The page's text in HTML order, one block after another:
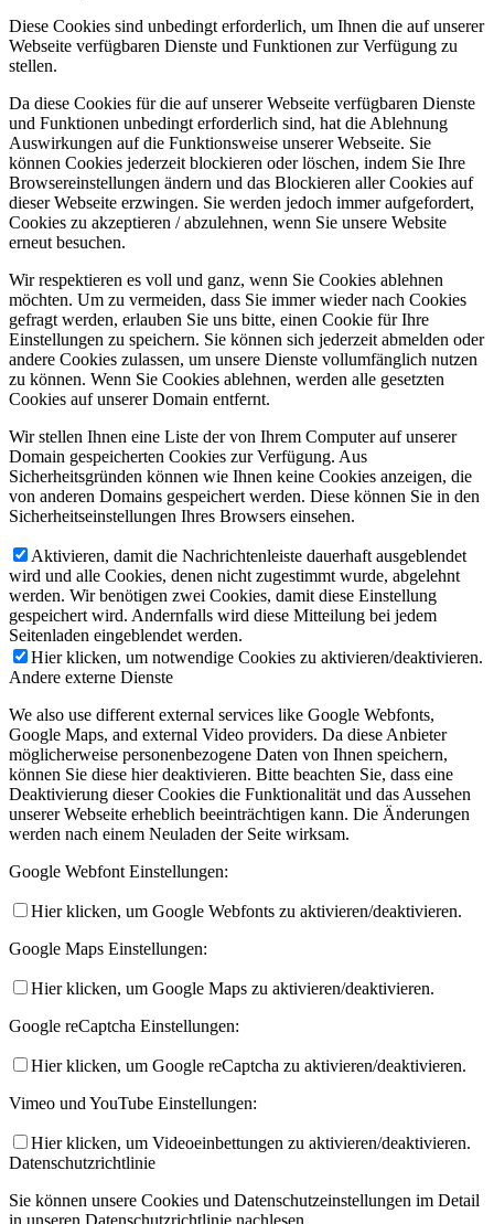
Diese Cookies sind unbedingt erforderlich, um Ihnen die auf unserer
Webseite verfügbaren Dienste und Funktionen zur Verfügung zu
stellen.
Da diese Cookies für die auf unserer Webseite verfügbaren Dienste
und Funktionen unbedingt erforderlich sind, hat die Ablehnung
Auswirkungen auf die Funktionsweise unserer Webseite. Sie
können Cookies jederzeit blockieren oder löschen, indem Sie Ihre
Browsereinstellungen ändern und das Blockieren aller Cookies auf
dieser Webseite erzwingen. Sie werden jedoch immer aufgefordert,
Cookies zu akzeptieren / abzulehnen, wenn Sie unsere Website
erneut besuchen.
Wir respektieren es voll und ganz, wenn Sie Cookies ablehnen
möchten. Um zu vermeiden, dass Sie immer wieder nach Cookies
gefragt werden, erlauben Sie uns bitte, einen Cookie für Ihre
Einstellungen zu speichern. Sie können sich jederzeit abmelden oder
andere Cookies zulassen, um unsere Dienste vollumfänglich nutzen
zu können. Wenn Sie Cookies ablehnen, werden alle gesetzten
Cookies auf unserer Domain entfernt.
Wir stellen Ihnen eine Liste der von Ihrem Computer auf unserer
Domain gespeicherten Cookies zur Verfügung. Aus
Sicherheitsgründen können wie Ihnen keine Cookies anzeigen, die
von anderen Domains gespeichert werden. Diese können Sie in den
Sicherheitseinstellungen Ihres Browsers einsehen.
Aktivieren, damit die Nachrichtenleiste dauerhaft ausgeblendet
wird und alle Cookies, denen nicht zugestimmt wurde, abgelehnt
werden. Wir benötigen zwei Cookies, damit diese Einstellung
gespeichert wird. Andernfalls wird diese Mitteilung bei jedem
Seitenladen eingeblendet werden.
Hier klicken, um notwendige Cookies zu aktivieren/deaktivieren.
Andere externe Dienste
We also use different external services like Google Webfonts,
Google Maps, and external Video providers. Da diese Anbieter
möglicherweise personenbezogene Daten von Ihnen speichern,
können Sie diese hier deaktivieren. Bitte beachten Sie, dass eine
Deaktivierung dieser Cookies die Funktionalität und das Aussehen
unserer Webseite erheblich beeinträchtigen kann. Die Änderungen
werden nach einem Neuladen der Seite wirksam.
Google Webfont Einstellungen:
Hier klicken, um Google Webfonts zu aktivieren/deaktivieren.
Google Maps Einstellungen:
Hier klicken, um Google Maps zu aktivieren/deaktivieren.
Google reCaptcha Einstellungen:
Hier klicken, um Google reCaptcha zu aktivieren/deaktivieren.
Vimeo und YouTube Einstellungen:
Hier klicken, um Videoeinbettungen zu aktivieren/deaktivieren.
Datenschutzrichtlinie
Sie können unsere Cookies und Datenschutzeinstellungen im Detail